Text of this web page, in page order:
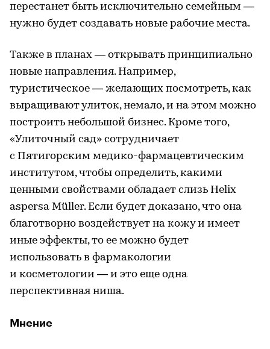
перестанет быть исключительно семейным —
нужно будет создавать новые рабочие места.
Также в планах — открывать принципиально
новые направления. Например,
туристическое — желающих посмотреть, как
выращивают улиток, немало, и на этом можно
построить небольшой бизнес. Кроме того,
«Улиточный сад» сотрудничает
с Пятигорским медико-фармацевтическим
институтом, чтобы определить, какими
ценными свойствами обладает слизь Helix
aspersa Müller. Если будет доказано, что она
благотворно воздействует на кожу и имеет
иные эффекты, то ее можно будет
использовать в фармакологии
и косметологии — и это еще одна
перспективная ниша.
Мнение